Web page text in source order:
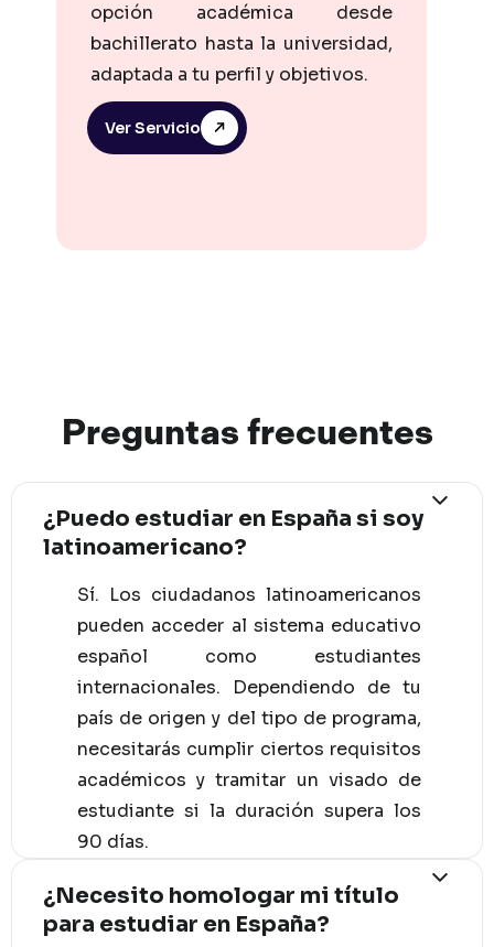
opción académica desde
bachillerato hasta la universidad,
adaptada a tu perfil y objetivos.
Ver Servicio
Preguntas frecuentes
¿Puedo estudiar en España si soy
latinoamericano?
Sí. Los ciudadanos latinoamericanos
pueden acceder al sistema educativo
español como estudiantes
internacionales. Dependiendo de tu
país de origen y del tipo de programa,
necesitarás cumplir ciertos requisitos
académicos y tramitar un visado de
estudiante si la duración supera los
90 días.
¿Necesito homologar mi título
para estudiar en España?